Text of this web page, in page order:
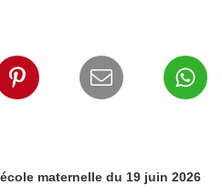
maternelle du 19 juin 2026